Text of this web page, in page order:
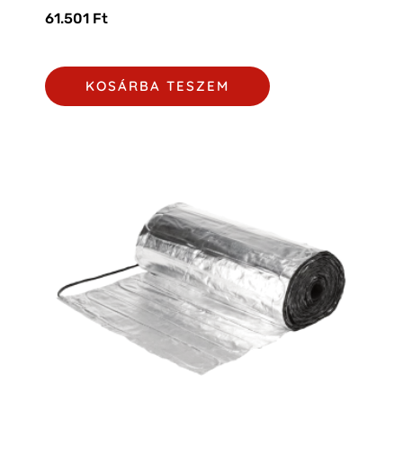
61.501 Ft
KOSÁRBA TESZEM